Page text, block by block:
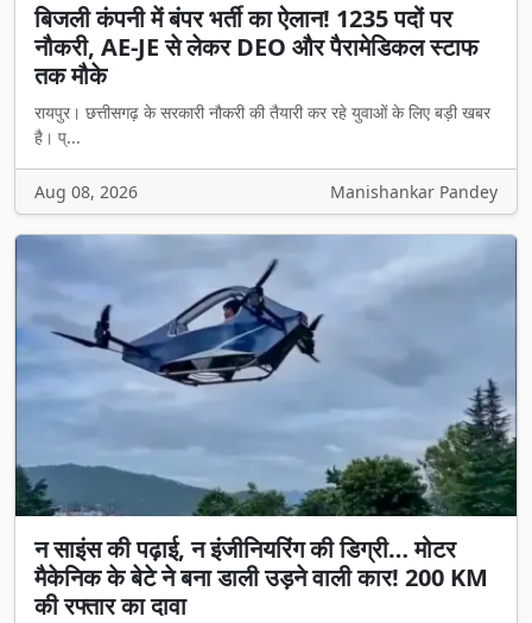
बिजली कंपनी में बंपर भर्ती का ऐलान! 1235 पदों पर
नौकरी, AE-JE से लेकर DEO और पैरामेडिकल स्टाफ
तक मौके
रायपुर। छत्तीसगढ़ के सरकारी नौकरी की तैयारी कर रहे युवाओं के लिए बड़ी खबर
है। प्...
Aug 08, 2026 Manishankar Pandey
न साइंस की पढ़ाई, न इंजीनियरिंग की डिग्री… मोटर
मैकेनिक के बेटे ने बना डाली उड़ने वाली कार! 200 KM
की रफ्तार का दावा